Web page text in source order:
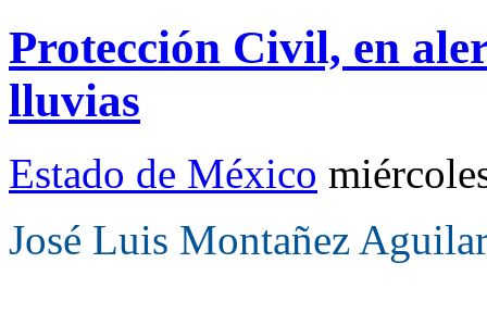
Protección Civil, en
lluvias
Estado de México
José Luis Montañez